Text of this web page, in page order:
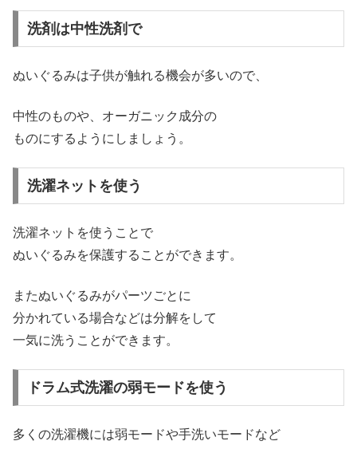
洗剤は中性洗剤で
ぬいぐるみは子供が触れる機会が多いので、
中性のものや、オーガニック成分の
ものにするようにしましょう。
洗濯ネットを使う
洗濯ネットを使うことで
ぬいぐるみを保護することができます。
またぬいぐるみがパーツごとに
分かれている場合などは分解をして
一気に洗うことができます。
ドラム式洗濯の弱モードを使う
多くの洗濯機には弱モードや手洗いモードなど